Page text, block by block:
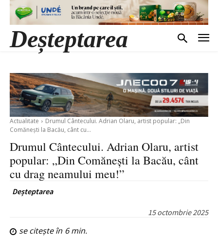
Deșteptarea
Actualitate
Drumul Cântecului. Adrian Olaru, artist popular: „Din
Comănești la Bacău, cânt cu...
Drumul Cântecului. Adrian Olaru, artist
popular: „Din Comănești la Bacău, cânt
cu drag neamului meu!”
Deșteptarea
15 octombrie 2025
se citește în 6min.